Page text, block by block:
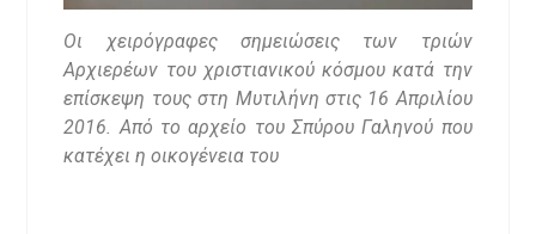
Οι χειρόγραφες σημειώσεις των τριών
Αρχιερέων του χριστιανικού κόσμου κατά την
επίσκεψη τους στη Μυτιλήνη στις 16 Απριλίου
2016. Από το αρχείο του Σπύρου Γαληνού που
κατέχει η οικογένεια του